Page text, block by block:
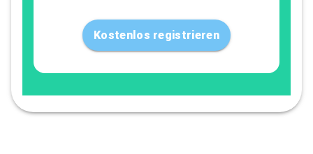
Kostenlos registrieren